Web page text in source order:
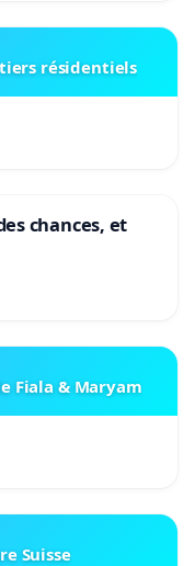
résidentiels
chances, et
Fiala & Maryam
Suisse